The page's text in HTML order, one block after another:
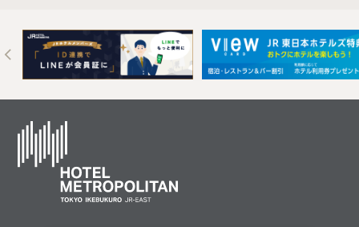
Next